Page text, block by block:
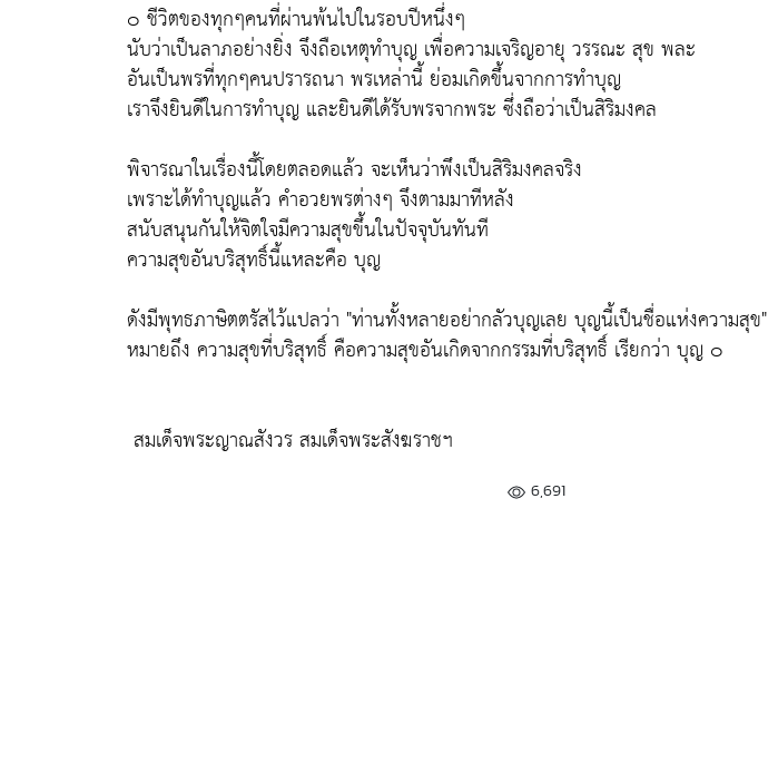
๐ ชีวิตของทุกๆคนที่ผ่านพ้นไปในรอบปีหนึ่งๆ
นับว่าเป็นลาภอย่างยิ่ง จึงถือเหตุทำบุญ เพื่อความเจริญอายุ วรรณะ สุข พละ
อันเป็นพรที่ทุกๆคนปรารถนา พรเหล่านี้ ย่อมเกิดขึ้นจากการทำบุญ
เราจึงยินดีในการทำบุญ และยินดีได้รับพรจากพระ ซึ่งถือว่าเป็นสิริมงคล
พิจารณาในเรื่องนี้โดยตลอดแล้ว จะเห็นว่าพึงเป็นสิริมงคลจริง
เพราะได้ทำบุญแล้ว คำอวยพรต่างๆ จึงตามมาทีหลัง
สนับสนุนกันให้จิตใจมีความสุขขึ้นในปัจจุบันทันที
ความสุขอันบริสุทธิ์นี้แหละคือ บุญ
ดังมีพุทธภาษิตตรัสไว้แปลว่า "ท่านทั้งหลายอย่ากลัวบุญเลย บุญนี้เป็นชื่อแห่งความสุข"
หมายถึง ความสุขที่บริสุทธิ์ คือความสุขอันเกิดจากกรรมที่บริสุทธิ์ เรียกว่า บุญ ๐
สมเด็จพระญาณสังวร สมเด็จพระสังฆราชฯ
6,691